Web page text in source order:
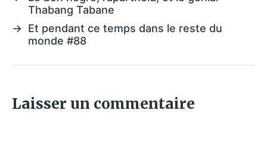
Thabang Tabane
→ Et pendant ce temps dans le reste du
monde #88
Laisser un commentaire